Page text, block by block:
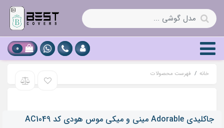
0
خانه فهرست محصولات
جاکلیدی Adorable مینی و میکی موس هودی کد AC1049